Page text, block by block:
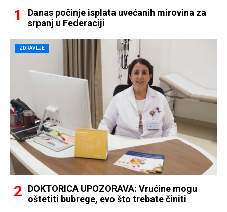
Danas počinje isplata uvećanih mirovina za
srpanj u Federaciji
ZDRAVLJE
DOKTORICA UPOZORAVA: Vrućine mogu
oštetiti bubrege, evo što trebate činiti